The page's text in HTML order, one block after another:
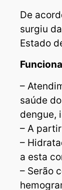
De
surgiu
Estado
–
saúde
dengue,
– A
–
a esta
– Serão